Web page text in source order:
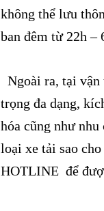
không thể lưu
ban đêm từ 22h –
Ngoài ra, tại
trọng đa dạng,
hóa cũng như
loại xe tải sao
HOTLINE để